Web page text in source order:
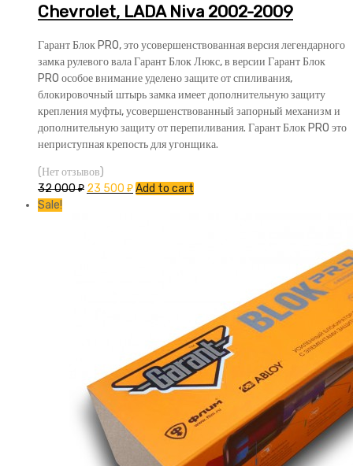
Chevrolet, LADA Niva 2002-2009
Гарант Блок PRO, это усовершенствованная версия легендарного
замка рулевого вала Гарант Блок Люкс, в версии Гарант Блок
PRO особое внимание уделено защите от спиливания,
блокировочный штырь замка имеет дополнительную защиту
крепления муфты, усовершенствованный запорный механизм и
дополнительную защиту от перепиливания. Гарант Блок PRO это
неприступная крепость для угонщика.
(Нет отзывов)
32 000₽ 23 500 ₽Add to cart
Sale!